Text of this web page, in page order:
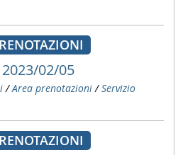
02/05
/Area prenotazioni /Servizio